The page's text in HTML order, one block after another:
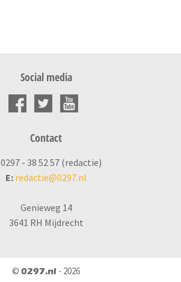
Social media
Contact
0297 - 38 52 57 (redactie)
E: redactie@0297.nl
Genieweg 14
3641 RH Mijdrecht
©0297.nl - 2026